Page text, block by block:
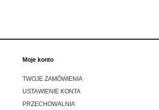
Moje konto
TWOJE ZAMÓWIENIA
USTAWIENIE KONTA
PRZECHOWALNIA